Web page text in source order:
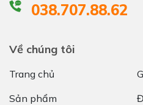
038.707.88.62
Về chúng tôi
Trang chủ
Sản phẩm